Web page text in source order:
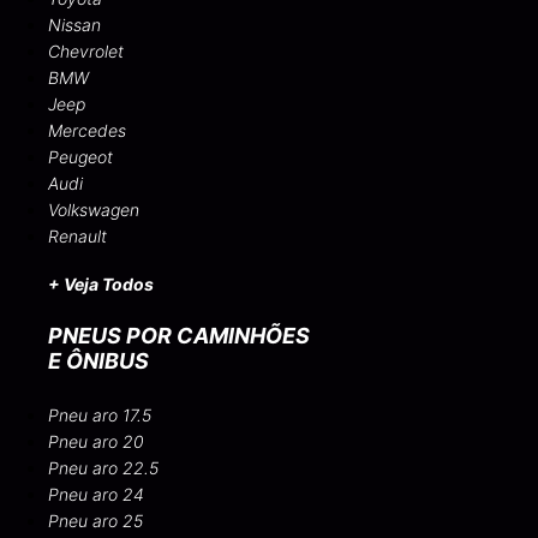
Nissan
Chevrolet
BMW
Jeep
Mercedes
Peugeot
Audi
Volkswagen
Renault
+ Veja Todos
PNEUS POR CAMINHÕES
E ÔNIBUS
Pneu aro 17.5
Pneu aro 20
Pneu aro 22.5
Pneu aro 24
Pneu aro 25